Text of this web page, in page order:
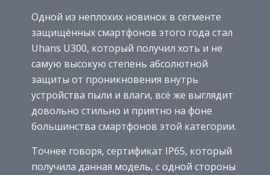
Одной из неплохих новинок в сегменте
защищённых смартфонов этого года стал
Uhans U300, который получил хоть и не
самую высокую степень абсолютной
защиты от проникновения внутрь
устройства пыли и влаги, всё же выглядит
довольно стильно и приятно на фоне
большинства смартфонов этой категории.
Точнее говоря, сертификат IP65, который
получила данная модель, с одной стороны